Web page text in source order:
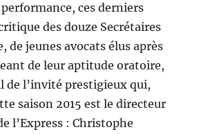
performance, ces derniers
des douze Secrétaires
de jeunes avocats élus après
de leur aptitude oratoire,
de l’invité prestigieux qui,
saison 2015 est le directeur
l’Express : Christophe